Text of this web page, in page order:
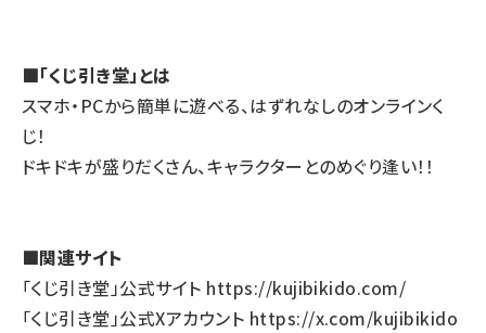
■「くじ引き堂」とは
スマホ・PCから簡単に遊べる、はずれなしのオンラインく
じ！
ドキドキが盛りだくさん、キャラクターとのめぐり逢い！！
■関連サイト
「くじ引き堂」公式サイト https://kujibikido.com/
「くじ引き堂」公式Xアカウント https://x.com/kujibikido